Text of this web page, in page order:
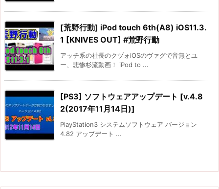
[荒野行動] iPod touch 6th(A8) iOS11.3.
1 [KNIVES OUT] #荒野行動
アッチ系の社長のクヅォiOSのヴァグで音無とユ
ー、悲惨杉流動画！ iPod to ...
[PS3] ソフトウェアアップデート [v.4.8
2(2017年11月14日)]
PlayStation3 システムソフトウェア バージョン
4.82 アップデート ...